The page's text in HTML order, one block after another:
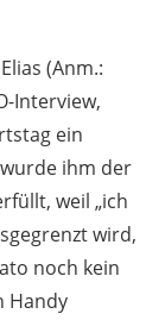
(Anm.:
Interview,
ein
wurde ihm der
weil „ich
wird,
noch kein
Handy